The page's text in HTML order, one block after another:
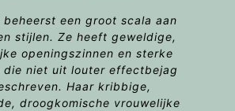
beheerst een groot scala aan
stijlen. Ze heeft geweldige,
openingszinnen en sterke
die niet uit louter effectbejag
Haar kribbige,
droogkomische vrouwelijke